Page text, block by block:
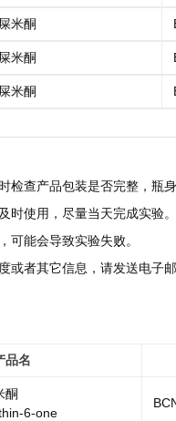
米酮
米酮
米酮
检查产品包装是否完整，瓶
时使用，尽量当天完成实验
可能会导致实验失败。
或者其它信息，请发送电子
品名
酮
6-one